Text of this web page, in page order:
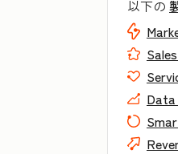
以下の
Data